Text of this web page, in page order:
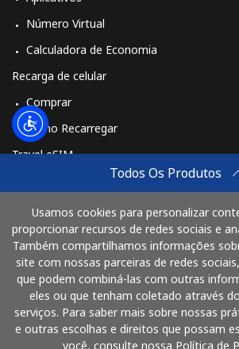
Todos Os Produtos
Usamos cookies para personalizar
proporcionar recursos de redes sociais e
Também compartilhamos informações
site com nossas parceiras de redes
que podem combiná-las com outras
eles ou que tenham coletado através
serviços. Para saber mais sobre nossas
e outras escolhas e direitos que possam
você, consulte nossa Política de
Número Virtual
Calculadora de Economia
Recarga de celular
Comprar
Como Recarregar
Travel eSIM
Como funciona
Pague com